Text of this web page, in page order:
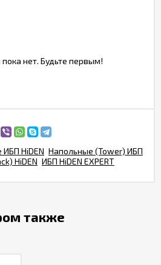
нет. Будьте первым!
HiDEN Напольные (Tower) ИБП
HiDEN ИБП HiDEN EXPERT
также